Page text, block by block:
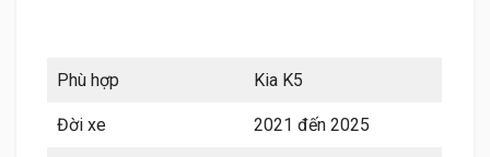
Phù hợp Kia K5
Đời xe 2021 đến 2025